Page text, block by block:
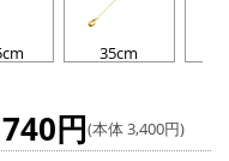
35cm
円(本体 3,400円)